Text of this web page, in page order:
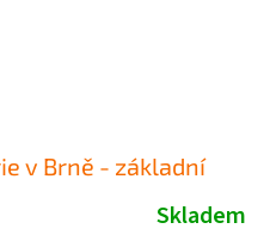
v Brně - základní
Skladem